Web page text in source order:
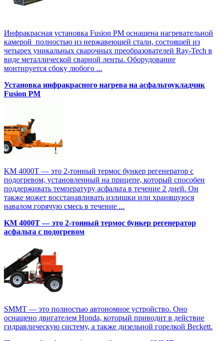
Инфракрасная установка Fusion PM оснащена нагревательной
камерой полностью из нержавеющей стали, состоящей из
четырех уникальных сварочных преобразователей Ray-Tech в
виде металлической сварной ленты. Оборудование
монтируется сбоку любого ...
Установка инфракрасного нагрева на асфальтоукладчик
Fusion PM
KM 4000T — это 2-тонный термос бункер регенератор с
подогревом, установленный на прицепе, который способен
поддерживать температуру асфальта в течение 2 дней. Он
также может восстанавливать излишки или хранящуюся
навалом горячую смесь в течение ...
KM 4000T — это 2-тонный термос бункер регенератор
асфальта с подогревом
SMMT — это полностью автономное устройство. Оно
оснащено двигателем Honda, который приводит в действие
гидравлическую систему, а также дизельной горелкой Beckett.